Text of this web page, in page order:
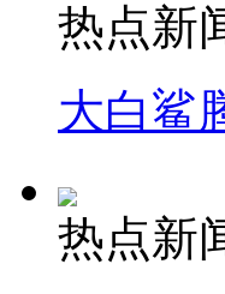
热点新
大白鲨
热点新